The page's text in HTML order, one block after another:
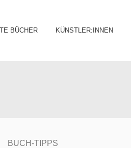
Skip
BÜCHER KÜNSTLER:INNEN
BUCH-TIPPS